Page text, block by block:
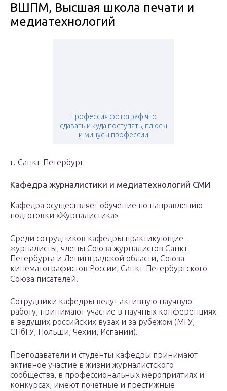
ВШПМ, Высшая школа печати и
медиатехнологий
Профессия фотограф что
сдавать и куда поступать, плюсы
и минусы профессии
г. Санкт-Петербург
Кафедра журналистики и медиатехнологий СМИ
Кафедра осуществляет обучение по направлению
подготовки «Журналистика»
Среди сотрудников кафедры практикующие
журналисты, члены Союза журналистов Санкт-
Петербурга и Ленинградской области, Союза
кинематографистов России, Санкт-Петербургского
Союза писателей.
Сотрудники кафедры ведут активную научную
работу, принимают участие в научных конференциях
в ведущих российских вузах и за рубежом (МГУ,
СПбГУ, Польши, Чехии, Испании).
Преподаватели и студенты кафедры принимают
активное участие в жизни журналистского
сообщества, в профессиональных мероприятиях и
конкурсах, имеют почётные и престижные